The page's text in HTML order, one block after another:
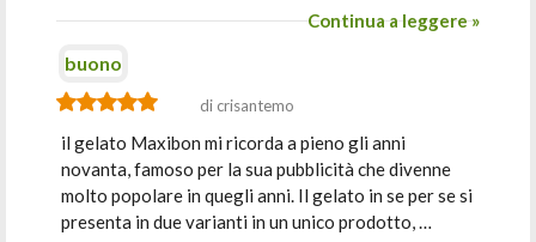
Continua a leggere »
buono
di crisantemo
il gelato Maxibon mi ricorda a pieno gli anni
novanta, famoso per la sua pubblicità che divenne
molto popolare in quegli anni. Il gelato in se per se si
presenta in due varianti in un unico prodotto, …